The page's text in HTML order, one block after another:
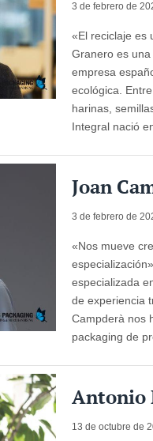
3 de febrero de
«El reciclaje es
Granero es
empresa
ecológica.
harinas,
Integral nació en
Joan
3 de febrero de
«Nos mueve
especializada
de experiencia
Campderà nos
packaging de
Antonio
13 de octubre de